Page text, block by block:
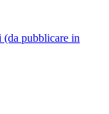
pubblicare in